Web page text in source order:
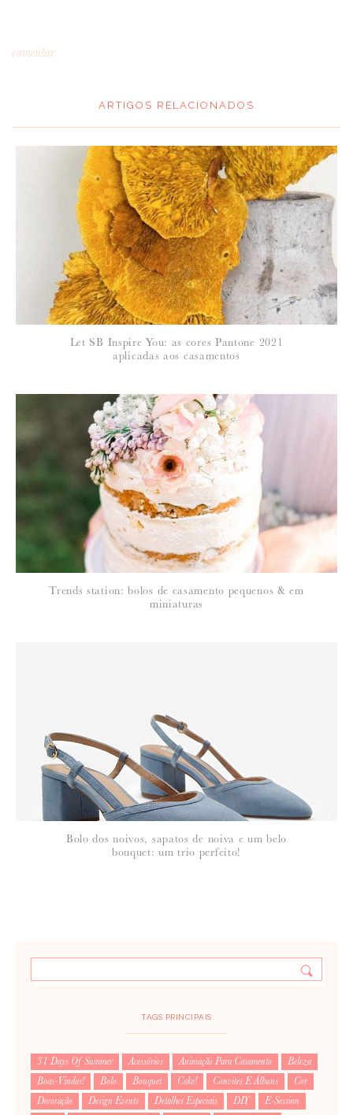
comentar
Para saber como tratamos e protegemos os seus dados, leia a nossa
política de privacidade
ARTIGOS RELACIONADOS
Let SB Inspire You: as cores Pantone 2021
aplicadas aos casamentos
Trends station: bolos de casamento pequenos & em
miniaturas
Bolo dos noivos, sapatos de noiva e um belo
bouquet: um trio perfeito!
TAGS PRINCIPAIS
31 Days Of Summer Acessórios Animação Para Casamento
Beleza
Boas-Vindas!
Bolo Bouquet Cake! Convites E Álbuns
Cor
Decoração
Design Events Detalhes Especiais DIY E-Session